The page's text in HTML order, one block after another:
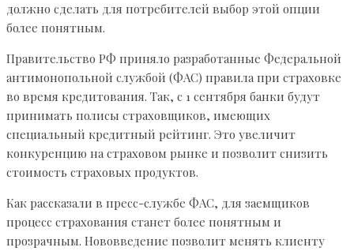
должно сделать для потребителей выбор этой опции
более понятным.
Правительство РФ приняло разработанные Федеральной
антимонопольной службой (ФАС) правила при страховке
во время кредитования. Так, с 1 сентября банки будут
принимать полисы страховщиков, имеющих
специальный кредитный рейтинг. Это увеличит
конкуренцию на страховом рынке и позволит снизить
стоимость страховых продуктов.
Как рассказали в пресс-службе ФАС, для заемщиков
процесс страхования станет более понятным и
прозрачным. Нововведение позволит менять клиенту